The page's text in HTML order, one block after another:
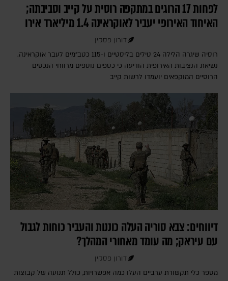
לפחות 17 הרוגים במתקפה רוסית על קייב וסביבתה;
האיחוד האירופי יעביר לאוקראינה 1.4 מיליארד אירו
דורון פסקין
רוסיה שיגרה הלילה 24 טילים בליסטיים ו-115 כטב"מים לעבר אוקראינה.
נשיאת הנציבות האירופית הודיעה כי כספים נוספים מרווחי הנכסים
הרוסיים המוקפאים יועמדו לרשות קייב
דיווחים: צבא סוריה העלה כוננות והעביר כוחות לגבול
עם עיראק; מה עומד מאחורי המהלך?
דורון פסקין
מספר כלי תקשורת ערביים העלו כמה אפשרויות, כולל תנועה של קבוצות